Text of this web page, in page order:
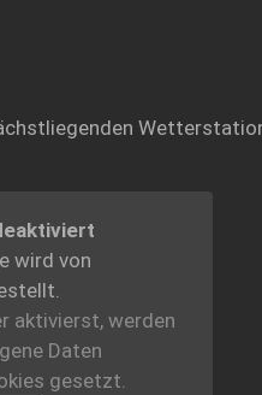
wird von
aktivierst, werden
Daten
gesetzt.